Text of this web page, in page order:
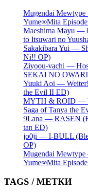
Mugendai
Yume∞Mita
Maeshima Mayu —
to Itsuwari no
Sakakibara Yui —
Ni!! OP)
Ziyoou-vachi —
SEKAI NO OWARI
Yuuki Aoi — Weiter!
the Evil II ED)
MYTH & ROID —
Saga of Tanya the
9Lana — RASEN
tan ED)
jo0ji — I-BULL
OP)
Mugendai
Yume∞Mita
TAGS / МЕТКИ